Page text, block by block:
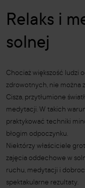
Relaks i
solnej
Chociaż większość ludzi
zdrowotnych, nie można
Cisza, przytłumione
medytacji. W takich
praktykować techniki
błogim odpoczynku.
Niektórzy właściciele
zajęcia oddechowe w
ruchu, medytacji i
spektakularne rezultaty.